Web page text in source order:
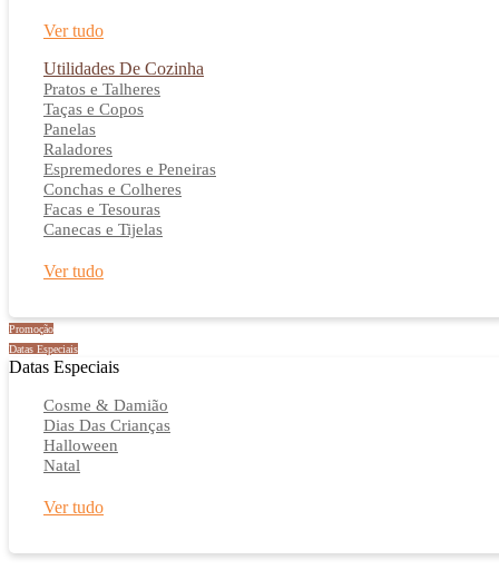
Ver tudo
Utilidades De Cozinha
Pratos e Talheres
Taças e Copos
Panelas
Raladores
Espremedores e Peneiras
Conchas e Colheres
Facas e Tesouras
Canecas e Tijelas
Ver tudo
Promoção
Datas Especiais
Datas Especiais
Cosme & Damião
Dias Das Crianças
Halloween
Natal
Ver tudo